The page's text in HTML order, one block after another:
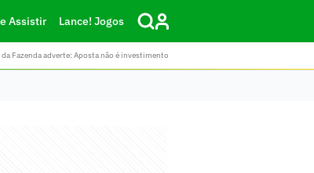
Assistir Lance! Jogos
Fazenda adverte: Aposta não é investimento